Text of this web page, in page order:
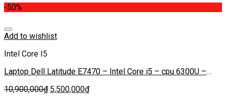
-50%
Add to wishlist
Intel Core I5
Laptop Dell Latitude E7470 – Intel Core i5 – cpu 6300U –
10,900,000₫ 5,500,000₫